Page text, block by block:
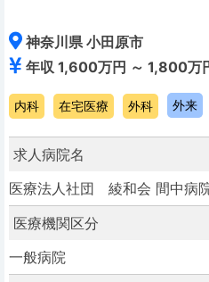
神奈川県 小田原市
年収 1,600万円 ～ 1,800万
内科 在宅医療 外科 外来
求人病院名
医療法人社団 綾和会 間中病
医療機関区分
一般病院